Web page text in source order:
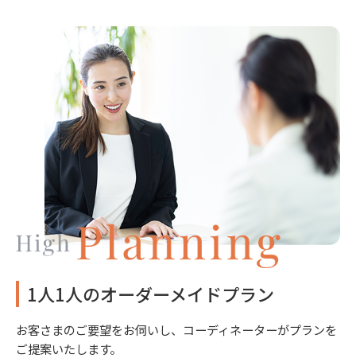
1人1人のオーダーメイドプラン
お客さまのご要望をお伺いし、コーディネーターがプランを
ご提案いたします。